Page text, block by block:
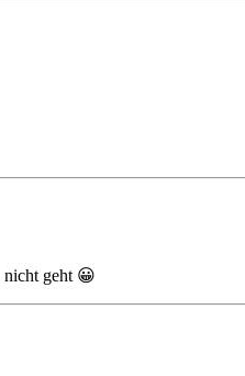
nicht geht 😀